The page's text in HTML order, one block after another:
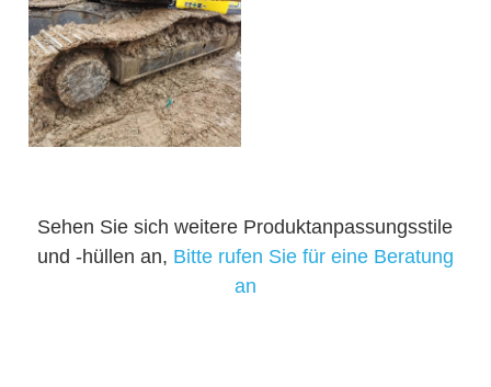
Sehen Sie sich weitere Produktanpassungsstile
und -hüllen an, Bitte rufen Sie für eine Beratung
an